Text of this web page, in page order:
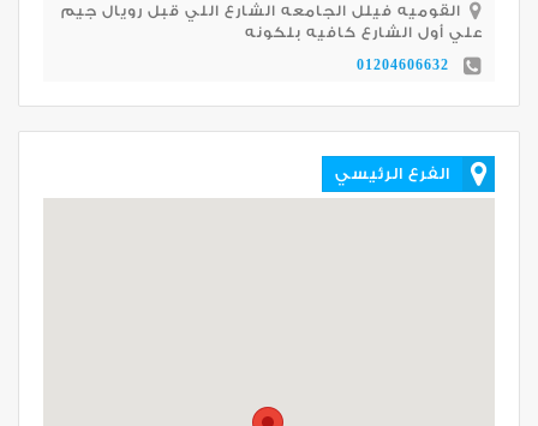
القوميه فيلل الجامعه الشارع اللي قبل رويال جيم
علي أول الشارع كافيه بلكونه
01204606632
الفرع الرئيسي